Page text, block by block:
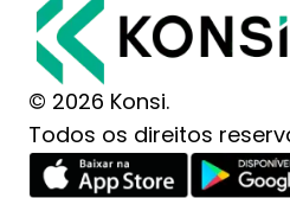
© 2026 Konsi.
Todos os direitos